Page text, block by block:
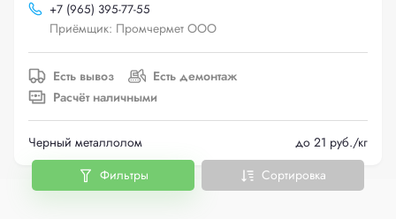
+7 (965) 395-77-55
Приёмщик: Промчермет ООО
Есть вывоз
Есть демонтаж
Расчёт наличными
Черный металлолом
до 21 руб./кг
Фильтры
Сортировка